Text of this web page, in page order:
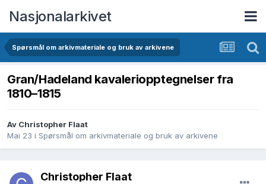
Nasjonalarkivet
Spørsmål om arkivmateriale og bruk av arkivene
Gran/Hadeland kavaleriopptegnelser fra
1810–1815
Av Christopher Flaat
Mai 23 i Spørsmål om arkivmateriale og bruk av arkivene
Christopher Flaat